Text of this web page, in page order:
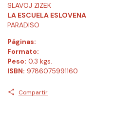
SLAVOJ ZIZEK
LA ESCUELA ESLOVENA
PARADISO
Páginas:
Formato:
Peso: 0.3 kgs.
ISBN: 9786075991160
Compartir